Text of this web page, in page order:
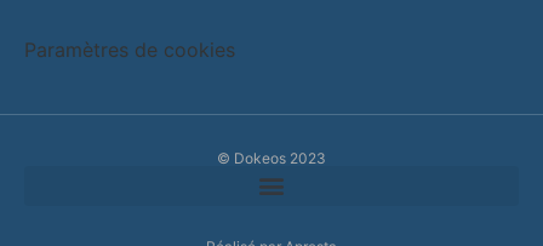
Paramètres de cookies
© Dokeos 2023